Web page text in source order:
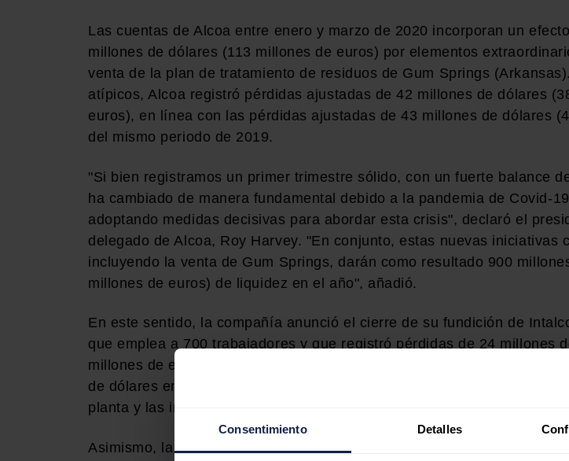
Consentimiento Detalles
Las cuentas de Alcoa entre enero y marzo de 2020 incorporan un
millones de dólares (113 millones de euros) por elementos
venta de la plan de tratamiento de residuos de Gum Springs
atípicos, Alcoa registró pérdidas ajustadas de 42 millones de dólares
euros), en línea con las pérdidas ajustadas de 43 millones de dólares
del mismo periodo de 2019.
"Si bien registramos un primer trimestre sólido, con un fuerte balance
ha cambiado de manera fundamental debido a la pandemia de Covid-
adoptando medidas decisivas para abordar esta crisis", declaró el
delegado de Alcoa, Roy Harvey. "En conjunto, estas nuevas iniciativas
incluyendo la venta de Gum Springs, darán como resultado 900
millones de euros) de liquidez en el año", añadió.
En este sentido, la compañía anunció el cierre de su fundición de
que emplea a 700 trabajadores y que registró pérdidas de 24 millones
millones de euros) en el primer trimestre. Alcoa asumirá un impacto
de dólares en sus cuentas del segundo trimestre en relación con la
planta y las indemnizaciones a la plantilla.
Asimismo, la multinacional continúa la revisión de su cartera de activos